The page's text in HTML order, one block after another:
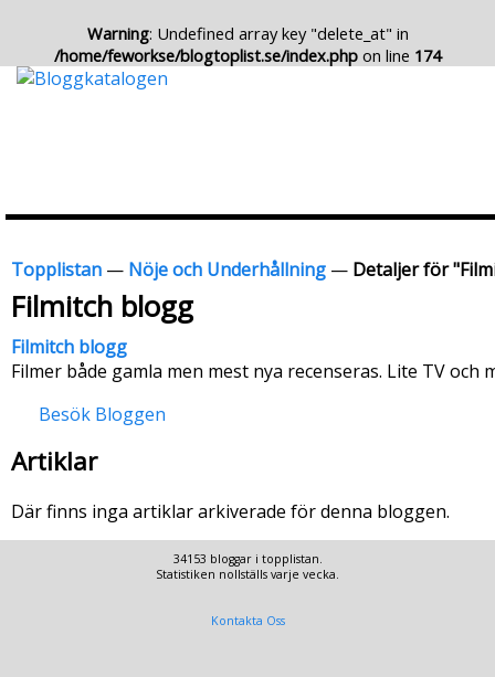
Warning: Undefined array key "delete_at" in
/home/feworkse/blogtoplist.se/index.php on line 174
Topplistan — Nöje och Underhållning — Detaljer för
Filmitch blogg
Filmitch blogg
Filmer både gamla men mest nya recenseras. Lite TV och
Besök Bloggen
Artiklar
Där finns inga artiklar arkiverade för denna bloggen.
34153 bloggar i topplistan.
Statistiken nollställs varje vecka.
Kontakta Oss